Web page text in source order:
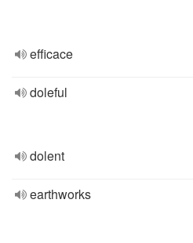
efficace
doleful
dolent
earthworks